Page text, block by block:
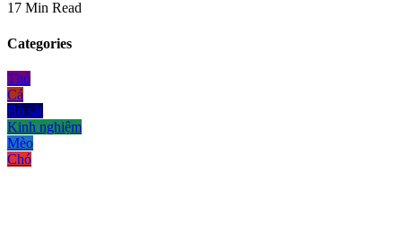
17 Min Read
Categories
Thỏ
Cá
Bò sát
Kinh nghiệm
Mèo
Chó